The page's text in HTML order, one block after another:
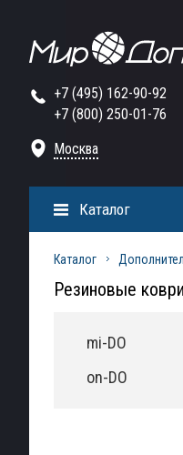
+7 (495) 162-90-92
+7 (800) 250-01-76
Москва
Каталог
Каталог
Резиновые
mi-DO
on-DO